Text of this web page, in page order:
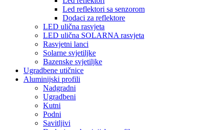
Led reflektori sa senzorom
Dodaci za reflektore
LED ulična rasvjeta
LED ulična SOLARNA rasvjeta
Rasvjetni lanci
Solarne svjetiljke
Bazenske svjetiljke
Ugradbene utičnice
Aluminijski profili
Nadgradni
Ugradbeni
Kutni
Podni
Savitljivi